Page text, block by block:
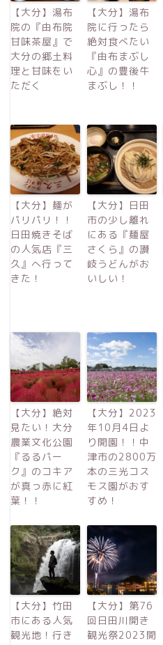
【大分】湯布
院の『由布院
甘味茶屋』で
大分の郷土料
理と甘味をい
ただく
【大分】湯布
院に行ったら
絶対食べたい
『由布まぶし
心』の豊後牛
まぶし！！
【大分】麺が
パリパリ！！
日田焼きそば
の人気店『三
久』へ行って
きた！
【大分】日田
市の少し離れ
にある『麺屋
さくら』の讃
岐うどんがお
いしい！
【大分】絶対
見たい！大分
農業文化公園
『るるパー
ク』のコキア
が真っ赤に紅
葉！！
【大分】2023
年10月4日よ
り開園！！中
津市の2800万
本の三光コス
モス園がおす
すめ！
【大分】竹田
市にある人気
観光地！行き
【大分】第76
回日田川開き
観光祭2023開